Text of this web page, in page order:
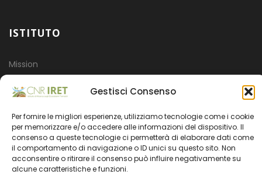
Gestisci Consenso
Per fornire le migliori esperienze, utilizziamo tecnologie come i cookie
per memorizzare e/o accedere alle informazioni del dispositivo. Il
consenso a queste tecnologie ci permetterà di elaborare dati come
il comportamento di navigazione o ID unici su questo sito. Non
acconsentire o ritirare il consenso può influire negativamente su
alcune caratteristiche e funzioni.
ISTITUTO
Mission
Progetti
Amministrazione trasparente